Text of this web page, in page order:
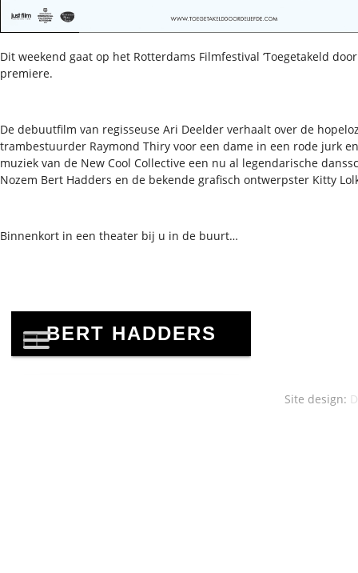
Dit weekend gaat op het Rotterdams Filmfestival ‘Toegetakeld
premiere.
De debuutfilm van regisseuse Ari Deelder verhaalt over de
trambestuurder Raymond Thiry voor een dame in een rode jurk
muziek van de New Cool Collective een nu al legendarische
Nozem Bert Hadders en de bekende grafisch ontwerpster Kitty
Binnenkort in een theater bij u in de buurt…
Site design: